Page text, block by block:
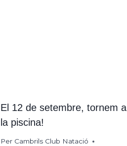
El 12 de setembre, tornem a
la piscina!
Per Cambrils Club Natació